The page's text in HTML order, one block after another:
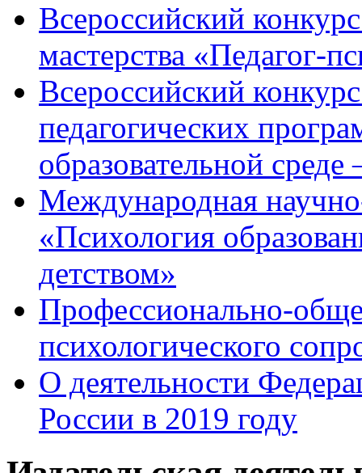
Всероссийский
мастерства «Педагог-
Всероссийский
педагогических
образовательной
Международная
«Психология
детством»
Профессионально-
психологического
О деятельности
России в 2019 году